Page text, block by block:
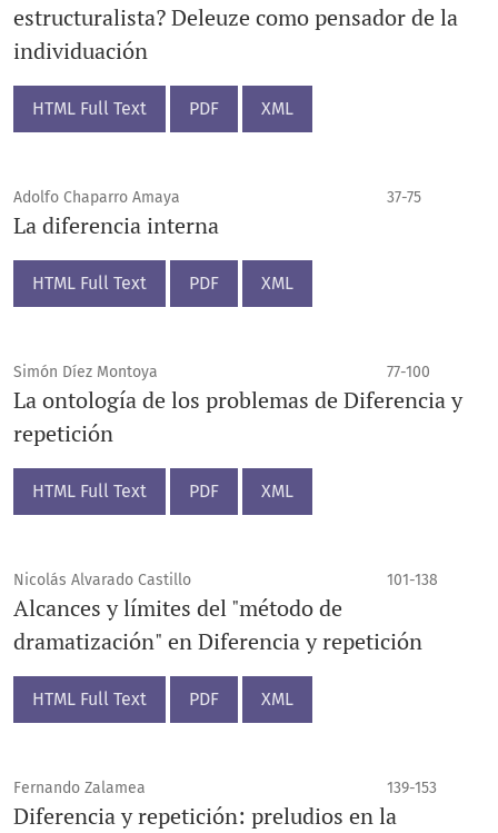
estructuralista? Deleuze como pensador de la
individuación
HTML Full Text PDF XML
Adolfo Chaparro Amaya 37-75
La diferencia interna
HTML Full Text PDF XML
Simón Díez Montoya 77-100
La ontología de los problemas de Diferencia y
repetición
HTML Full Text PDF XML
Nicolás Alvarado Castillo 101-138
Alcances y límites del "método de
dramatización" en Diferencia y repetición
HTML Full Text PDF XML
Fernando Zalamea 139-153
Diferencia y repetición: preludios en la